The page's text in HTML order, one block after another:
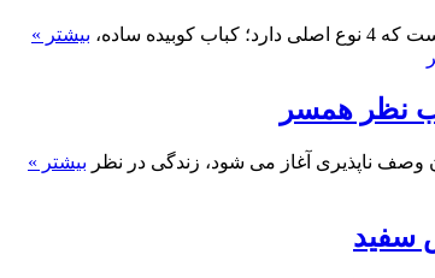
ساده، بیشتر »
نظر همسر
وصف ناپذیری آغاز می شود، زندگی در نظر بیشتر »
سفید